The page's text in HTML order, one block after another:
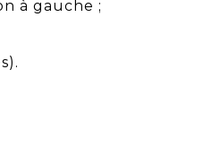
à gauche ;